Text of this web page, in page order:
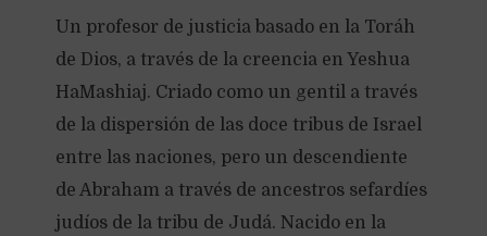
Un profesor de justicia basado en la Toráh
de Dios, a través de la creencia en Yeshua
HaMashiaj. Criado como un gentil a través
de la dispersión de las doce tribus de Israel
entre las naciones, pero un descendiente
de Abraham a través de ancestros sefardíes
judíos de la tribu de Judá. Nacido en la